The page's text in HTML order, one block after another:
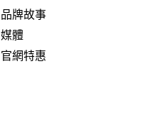
品牌故事
媒體
官網特惠